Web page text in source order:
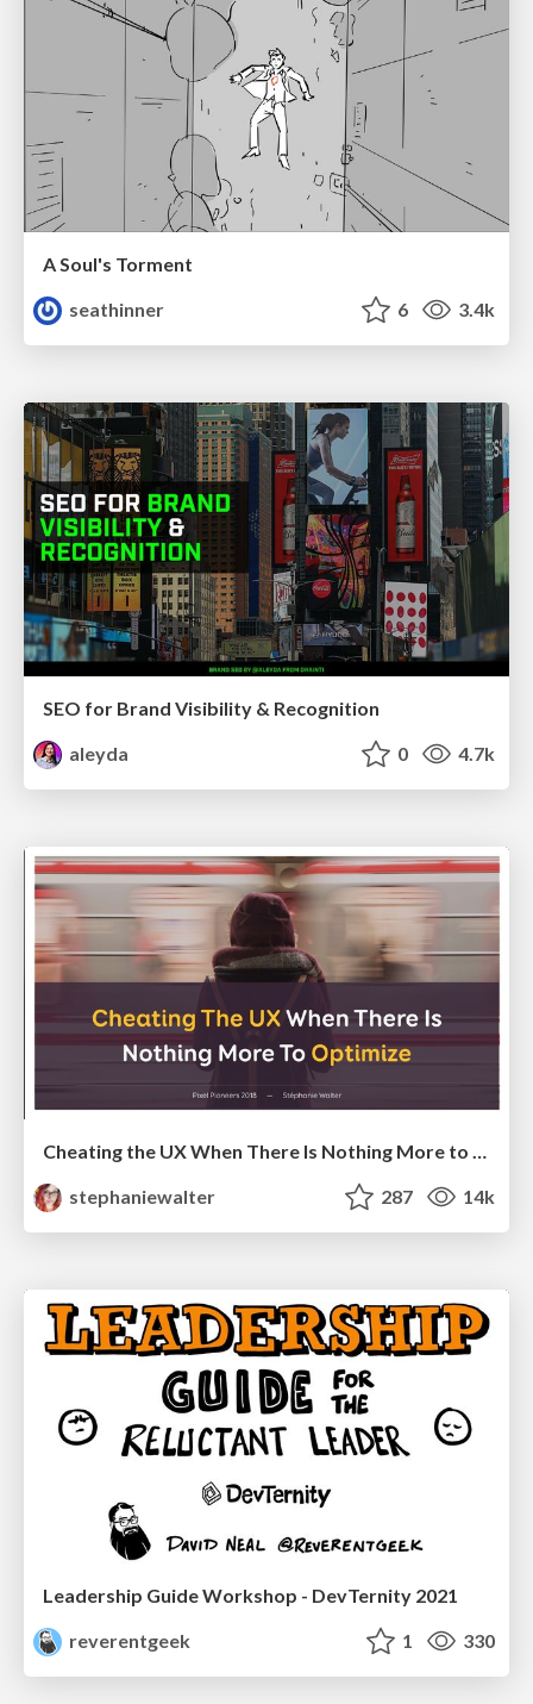
A Soul's Torment
seathinner
6 3.4k
SEO for Brand Visibility & Recognition
aleyda
0 4.7k
Cheating the UX When There Is Nothing More to Optimize - PixelPioneers
stephaniewalter
287 14k
Leadership Guide Workshop - DevTernity 2021
reverentgeek
1 330